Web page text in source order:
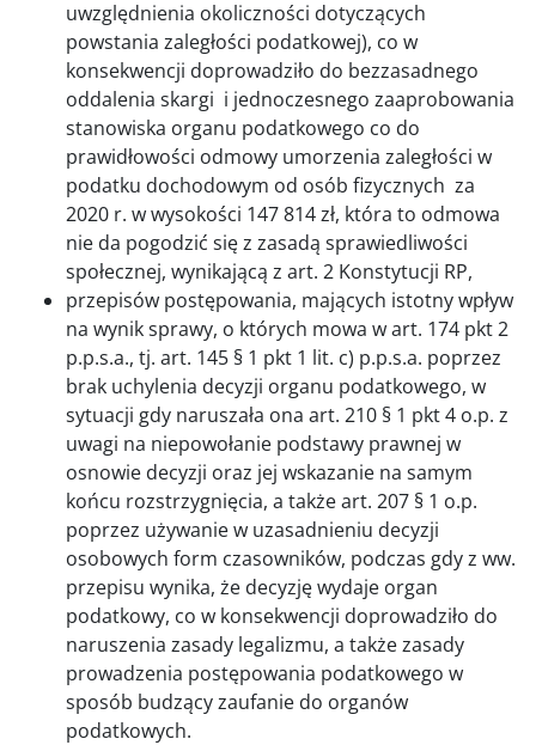
uwzględnienia okoliczności dotyczących
powstania zaległości podatkowej), co w
konsekwencji doprowadziło do bezzasadnego
oddalenia skargi i jednoczesnego zaaprobowania
stanowiska organu podatkowego co do
prawidłowości odmowy umorzenia zaległości w
podatku dochodowym od osób fizycznych za
2020 r. w wysokości 147 814 zł, która to odmowa
nie da pogodzić się z zasadą sprawiedliwości
społecznej, wynikającą z art. 2 Konstytucji RP,
przepisów postępowania, mających istotny wpływ
na wynik sprawy, o których mowa w art. 174 pkt 2
p.p.s.a., tj. art. 145 § 1 pkt 1 lit. c) p.p.s.a. poprzez
brak uchylenia decyzji organu podatkowego, w
sytuacji gdy naruszała ona art. 210 § 1 pkt 4 o.p. z
uwagi na niepowołanie podstawy prawnej w
osnowie decyzji oraz jej wskazanie na samym
końcu rozstrzygnięcia, a także art. 207 § 1 o.p.
poprzez używanie w uzasadnieniu decyzji
osobowych form czasowników, podczas gdy z ww.
przepisu wynika, że decyzję wydaje organ
podatkowy, co w konsekwencji doprowadziło do
naruszenia zasady legalizmu, a także zasady
prowadzenia postępowania podatkowego w
sposób budzący zaufanie do organów
podatkowych.